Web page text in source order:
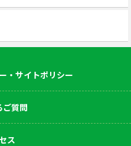
・サイトポリシー
ご質問
ス